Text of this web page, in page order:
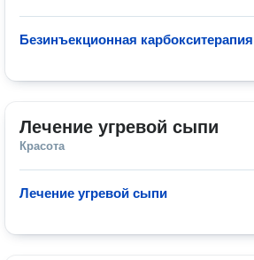
Безинъекционная карбокситерапия
Лечение угревой сыпи
Красота
Лечение угревой сыпи